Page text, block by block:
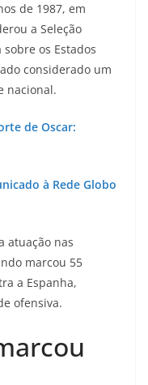
de 1987, em
a Seleção
os Estados
considerado um
nacional.
de Oscar:
à Rede Globo
atuação nas
marcou 55
a Espanha,
ofensiva.